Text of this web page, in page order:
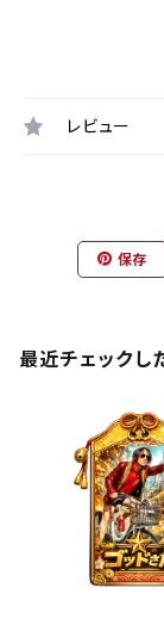
レビュー
保存
最近チェックし